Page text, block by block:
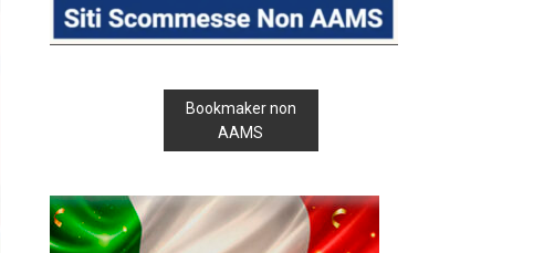
Bookmaker non
AAMS